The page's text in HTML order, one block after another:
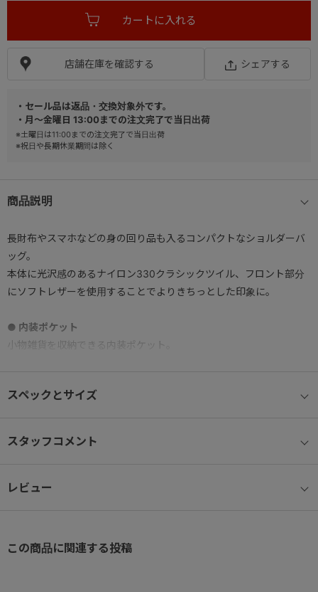
・セール品は返品・交換対象外です。
・月～金曜日 13:00までの注文完了で当日出荷
※土曜日は11:00までの注文完了で当日出荷
※祝日や長期休業期間は除く
商品説明
長財布やスマホなどの身の回り品も入るコンパクトなショルダーバ
ッグ。
本体に光沢感のあるナイロン330クラシックツイル、フロント部分
にソフトレザーを使用することでよりきちっとした印象に。
● 内装ポケット
小物雑貨を収納できる内装ポケット。
定期券等の収納に便利なフロントポケット。 サッと取り出したいIC
● 背面ポケット
みの中でも安心してお使いいただけます。
スペックとサイズ
スタッフコメント
レビュー
店舗在庫を確認する シェアする
この商品に関連する投稿